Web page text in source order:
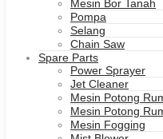
Mesin Bor Tanah
Pompa
Selang
Chain Saw
Spare Parts
Power Sprayer
Jet Cleaner
Mesin Potong
Mesin Potong
Mesin Fogging